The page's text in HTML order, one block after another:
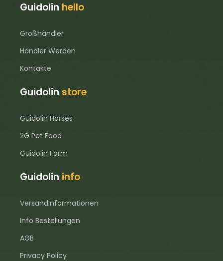
Guidolin hello
Großhändler
Händler Werden
Kontakte
Guidolin store
Guidolin Horses
2G Pet Food
Guidolin Farm
Guidolin info
Versandinformationen
Info Bestellungen
AGB
Privacy Policy